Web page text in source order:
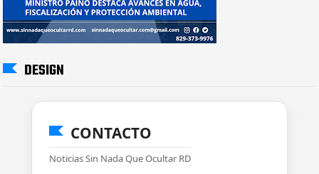
DESIGN
CONTACTO
Noticias Sin Nada Que Ocultar RD